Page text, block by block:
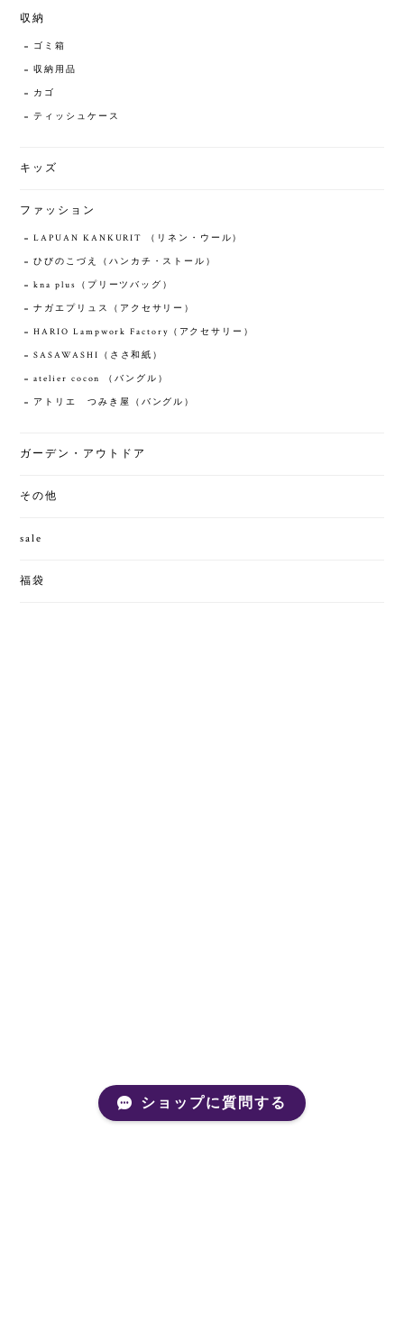
収納
ゴミ箱
収納用品
カゴ
ティッシュケース
キッズ
ファッション
LAPUAN KANKURIT （リネン・ウール）
ひびのこづえ（ハンカチ・ストール）
kna plus（プリーツバッグ）
ナガエプリュス（アクセサリー）
HARIO Lampwork Factory（アクセサリー）
SASAWASHI（ささ和紙）
atelier cocon （バングル）
アトリエ つみき屋（バングル）
ガーデン・アウトドア
その他
sale
福袋
ショップに質問する